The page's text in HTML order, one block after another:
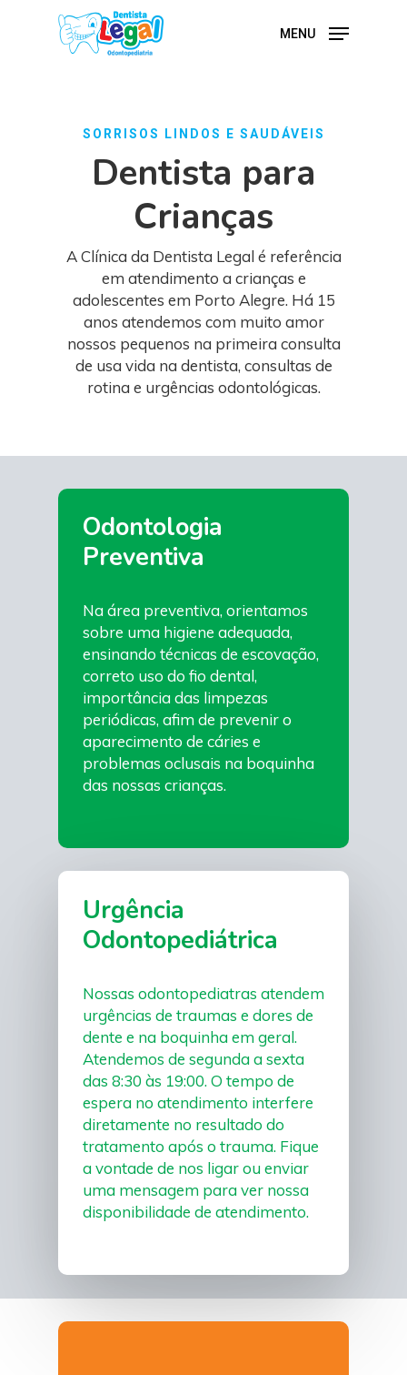
MENU
SORRISOS LINDOS E SAUDÁVEIS
Dentista para
Crianças
A Clínica da Dentista Legal é referência
em atendimento a crianças e
adolescentes em Porto Alegre. Há 15
anos atendemos com muito amor
nossos pequenos na primeira consulta
de usa vida na dentista, consultas de
rotina e urgências odontológicas.
Odontologia
Preventiva
Na área preventiva, orientamos
sobre uma higiene adequada,
ensinando técnicas de escovação,
correto uso do fio dental,
importância das limpezas
periódicas, afim de prevenir o
aparecimento de cáries e
problemas oclusais na boquinha
das nossas crianças.
Urgência
Odontopediátrica
Nossas odontopediatras atendem
urgências de traumas e dores de
dente e na boquinha em geral.
Atendemos de segunda a sexta
das 8:30 às 19:00. O tempo de
espera no atendimento interfere
diretamente no resultado do
tratamento após o trauma. Fique
a vontade de nos ligar ou enviar
uma mensagem para ver nossa
disponibilidade de atendimento.